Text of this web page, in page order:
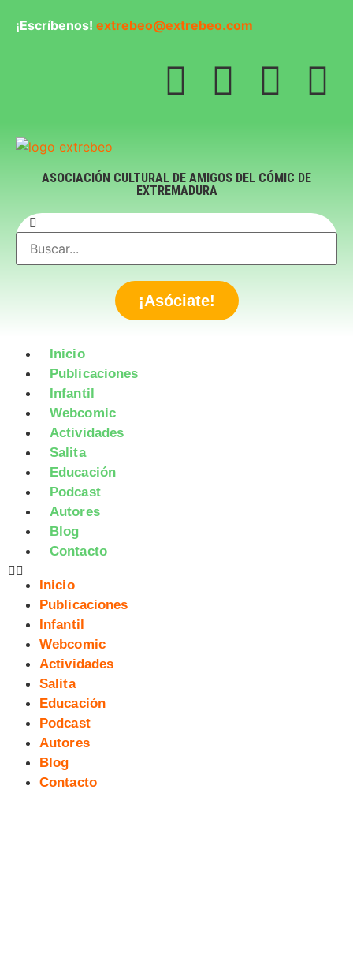
¡Escríbenos! extrebeo@extrebeo.com
ASOCIACIÓN CULTURAL DE AMIGOS DEL CÓMIC DE
EXTREMADURA
¡Asóciate!
Inicio
Publicaciones
Infantil
Webcomic
Actividades
Salita
Educación
Podcast
Autores
Blog
Contacto
Inicio
Publicaciones
Infantil
Webcomic
Actividades
Salita
Educación
Podcast
Autores
Blog
Contacto